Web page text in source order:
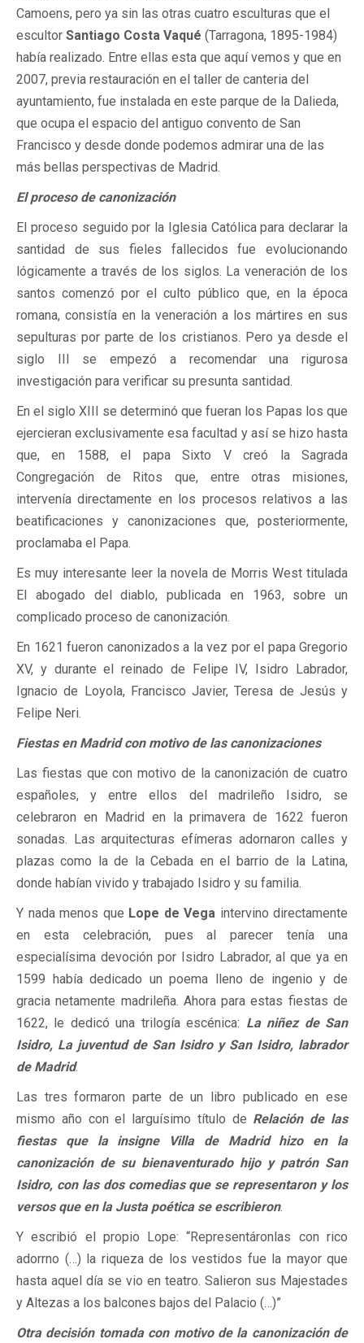
Camoens, pero ya sin las otras cuatro esculturas que el
escultor Santiago Costa Vaqué (Tarragona, 1895-1984)
había realizado. Entre ellas esta que aquí vemos y que en
2007, previa restauración en el taller de canteria del
ayuntamiento, fue instalada en este parque de la Dalieda,
que ocupa el espacio del antiguo convento de San
Francisco y desde donde podemos admirar una de las
más bellas perspectivas de Madrid.
El proceso de canonización
El proceso seguido por la Iglesia Católica para declarar la
santidad de sus fieles fallecidos fue evolucionando
lógicamente a través de los siglos. La veneración de los
santos comenzó por el culto público que, en la época
romana, consistía en la veneración a los mártires en sus
sepulturas por parte de los cristianos. Pero ya desde el
siglo III se empezó a recomendar una rigurosa
investigación para verificar su presunta santidad.
En el siglo XIII se determinó que fueran los Papas los que
ejercieran exclusivamente esa facultad y así se hizo hasta
que, en 1588, el papa Sixto V creó la Sagrada
Congregación de Ritos que, entre otras misiones,
intervenía directamente en los procesos relativos a las
beatificaciones y canonizaciones que, posteriormente,
proclamaba el Papa.
Es muy interesante leer la novela de Morris West titulada
El abogado del diablo, publicada en 1963, sobre un
complicado proceso de canonización.
En 1621 fueron canonizados a la vez por el papa Gregorio
XV, y durante el reinado de Felipe IV, Isidro Labrador,
Ignacio de Loyola, Francisco Javier, Teresa de Jesús y
Felipe Neri.
Fiestas en Madrid con motivo de las canonizaciones
Las fiestas que con motivo de la canonización de cuatro
españoles, y entre ellos del madrileño Isidro, se
celebraron en Madrid en la primavera de 1622 fueron
sonadas. Las arquitecturas efímeras adornaron calles y
plazas como la de la Cebada en el barrio de la Latina,
donde habían vivido y trabajado Isidro y su familia.
Y nada menos que Lope de Vega intervino directamente
en esta celebración, pues al parecer tenía una
especialísima devoción por Isidro Labrador, al que ya en
1599 había dedicado un poema lleno de ingenio y de
gracia netamente madrileña. Ahora para estas fiestas de
1622, le dedicó una trilogía escénica: La niñez de San
Isidro, La juventud de San Isidro y San Isidro, labrador
de Madrid.
Las tres formaron parte de un libro publicado en ese
mismo año con el larguísimo título de Relación de las
fiestas que la insigne Villa de Madrid hizo en la
canonización de su bienaventurado hijo y patrón San
Isidro, con las dos comedias que se representaron y los
versos que en la Justa poética se escribieron.
Y escribió el propio Lope: “Representáronlas con rico
adorrno (…) la riqueza de los vestidos fue la mayor que
hasta aquel día se vio en teatro. Salieron sus Majestades
y Altezas a los balcones bajos del Palacio (…)”
Otra decisión tomada con motivo de la canonización de